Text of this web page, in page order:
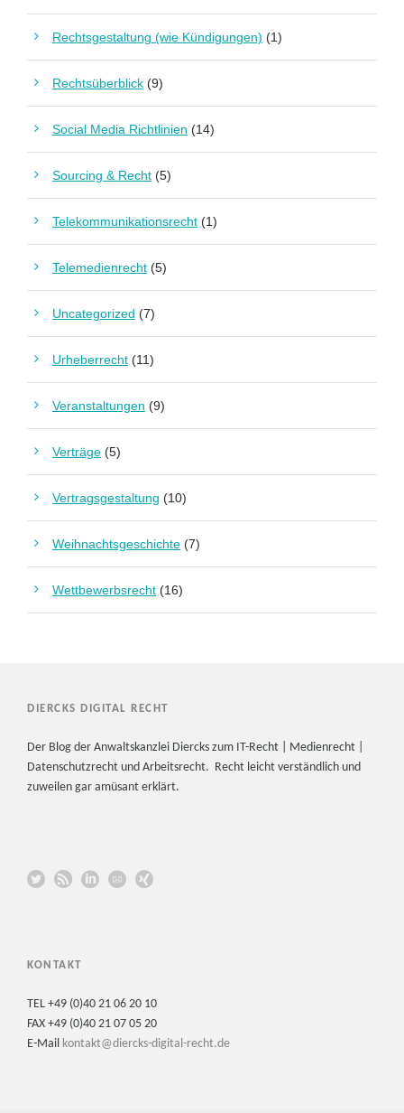
Rechtsgestaltung (wie Kündigungen) (1)
Rechtsüberblick (9)
Social Media Richtlinien (14)
Sourcing & Recht (5)
Telekommunikationsrecht (1)
Telemedienrecht (5)
Uncategorized (7)
Urheberrecht (11)
Veranstaltungen (9)
Verträge (5)
Vertragsgestaltung (10)
Weihnachtsgeschichte (7)
Wettbewerbsrecht (16)
DIERCKS DIGITAL RECHT
Der Blog der Anwaltskanzlei Diercks zum IT-Recht | Medienrecht |
Datenschutzrecht und Arbeitsrecht. Recht leicht verständlich und
zuweilen gar amüsant erklärt.
KONTAKT
TEL +49 (0)40 21 06 20 10
FAX +49 (0)40 21 07 05 20
E-Mail kontakt@diercks-digital-recht.de